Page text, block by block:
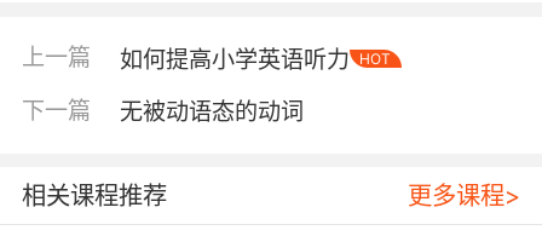
师，选择优质的教材，再配以科学的课程设置对
孩子进行英语教学。整个课堂都是采用纯英语教
学模式，让孩子浸入式学习。不仅可以锻炼孩子
完整的英语思维能力。再通过多种输出渠道训练
孩子的演讲能力、写作能力，培养孩子全方位的
上一篇 如何提高小学英语听力 HOT
下一篇 无被动语态的动词
相关课程推荐 更多课程>